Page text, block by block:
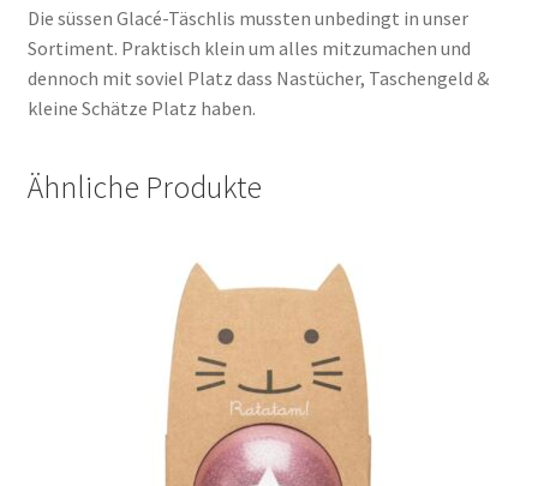
Die süssen Glacé-Täschlis mussten unbedingt in unser
Sortiment. Praktisch klein um alles mitzumachen und
dennoch mit soviel Platz dass Nastücher, Taschengeld &
kleine Schätze Platz haben.
Ähnliche Produkte